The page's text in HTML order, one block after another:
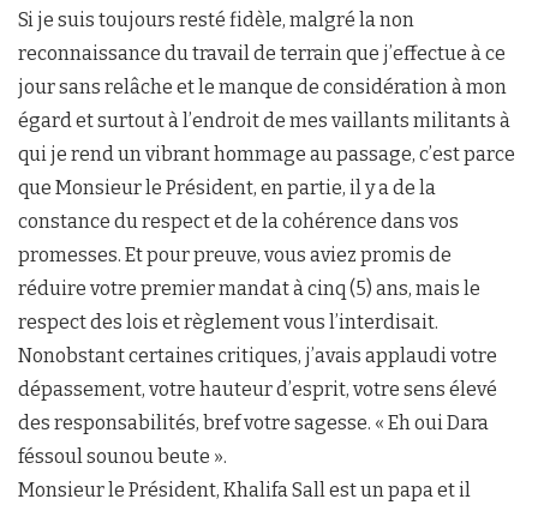
Si je suis toujours resté fidèle, malgré la non
reconnaissance du travail de terrain que j’effectue à ce
jour sans relâche et le manque de considération à mon
égard et surtout à l’endroit de mes vaillants militants à
qui je rend un vibrant hommage au passage, c’est parce
que Monsieur le Président, en partie, il y a de la
constance du respect et de la cohérence dans vos
promesses. Et pour preuve, vous aviez promis de
réduire votre premier mandat à cinq (5) ans, mais le
respect des lois et règlement vous l’interdisait.
Nonobstant certaines critiques, j’avais applaudi votre
dépassement, votre hauteur d’esprit, votre sens élevé
des responsabilités, bref votre sagesse. « Eh oui Dara
féssoul sounou beute ».
Monsieur le Président, Khalifa Sall est un papa et il